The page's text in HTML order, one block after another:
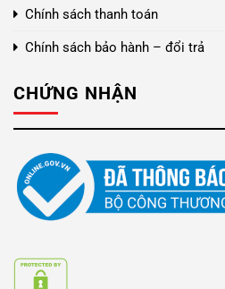
Chính sách thanh toán
Chính sách bảo hành – đổi trả
CHỨNG NHẬN